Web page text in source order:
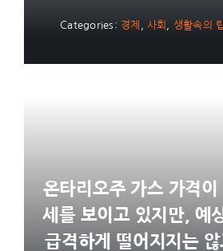
Categories: 경제 사회 생활속의
온타리오주 가스 가격
세를 보이고 있지만, 예
급격하게 떨어지지는 않